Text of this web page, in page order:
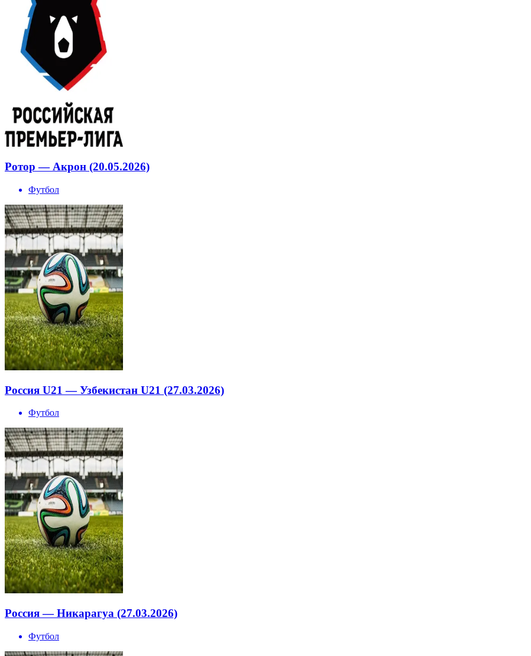
Ротор — Акрон (20.05.2026)
Футбол
Россия U21 — Узбекистан U21 (27.03.2026)
Футбол
Россия — Никарагуа (27.03.2026)
Футбол